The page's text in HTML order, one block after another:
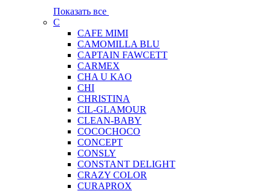
Показать все
C
CAFE MIMI
CAMOMILLA BLU
CAPTAIN FAWCETT
CARMEX
CHA U KAO
CHI
CHRISTINA
CIL-GLAMOUR
CLEAN-BABY
COCOCHOCO
CONCEPT
CONSLY
CONSTANT DELIGHT
CRAZY COLOR
CURAPROX